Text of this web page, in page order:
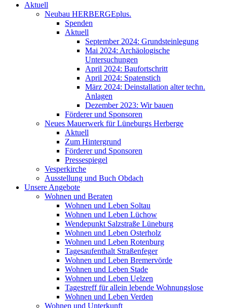
Aktuell
Neubau HERBERGEplus.
Spenden
Aktuell
September 2024: Grundsteinlegung
Mai 2024: Archäologische
Untersuchungen
April 2024: Baufortschritt
April 2024: Spatenstich
März 2024: Deinstallation alter techn.
Anlagen
Dezember 2023: Wir bauen
Förderer und Sponsoren
Neues Mauerwerk für Lüneburgs Herberge
Aktuell
Zum Hintergrund
Förderer und Sponsoren
Pressespiegel
Vesperkirche
Ausstellung und Buch Obdach
Unsere Angebote
Wohnen und Beraten
Wohnen und Leben Soltau
Wohnen und Leben Lüchow
Wendepunkt Salzstraße Lüneburg
Wohnen und Leben Osterholz
Wohnen und Leben Rotenburg
Tagesaufenthalt Straßenfeger
Wohnen und Leben Bremervörde
Wohnen und Leben Stade
Wohnen und Leben Uelzen
Tagestreff für allein lebende Wohnungslose
Wohnen und Leben Verden
Wohnen und Unterkunft